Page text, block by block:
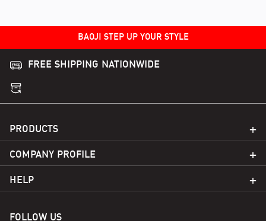
BAOJI STEP UP YOUR STYLE
FREE SHIPPING NATIONWIDE
PRODUCTS
COMPANY PROFILE
HELP
FOLLOW US